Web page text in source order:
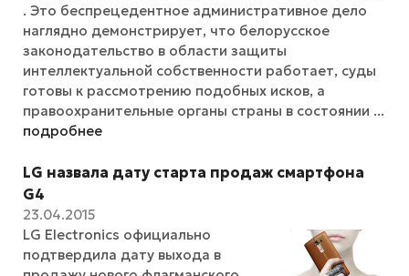
. Это беспрецедентное административное дело
наглядно демонстрирует, что белорусское
законодательство в области защиты
интеллектуальной собственности работает, суды
готовы к рассмотрению подобных исков, а
правоохранительные органы страны в состоянии ...
подробнее
LG назвала дату старта продаж смартфона
G4
23.04.2015
LG Electronics официально
подтвердила дату выхода в